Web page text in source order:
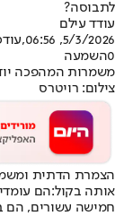
לתבוסה?
עודד עילם
5/3/2026, 06:56
0השמעה
משמרות המהפכה
צילום: רויטרס
הצמרת הדתית
אותה בקול:הם
חמישה עשורים, הם